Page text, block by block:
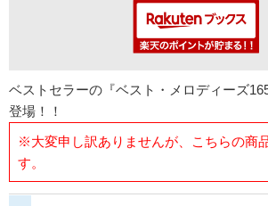
ベストセラーの『ベスト・メロディーズ
登場！！
※大変申し訳ありませんが、こちらの商
す。